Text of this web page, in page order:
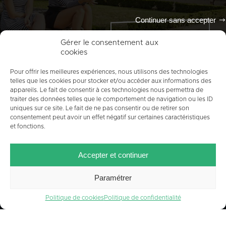
Gérer le consentement aux
cookies
Pour offrir les meilleures expériences, nous utilisons des technologies
telles que les cookies pour stocker et/ou accéder aux informations des
appareils. Le fait de consentir à ces technologies nous permettra de
traiter des données telles que le comportement de navigation ou les ID
uniques sur ce site. Le fait de ne pas consentir ou de retirer son
consentement peut avoir un effet négatif sur certaines caractéristiques
et fonctions.
Accepter et continuer
Continuer sans accepter
Paramétrer
Politique de cookiesPolitique de confidentialité
PLAN DU SITE
MENTIONS LÉGALES
CRÉDITS POLITIQUE DE COOKIES (UE)